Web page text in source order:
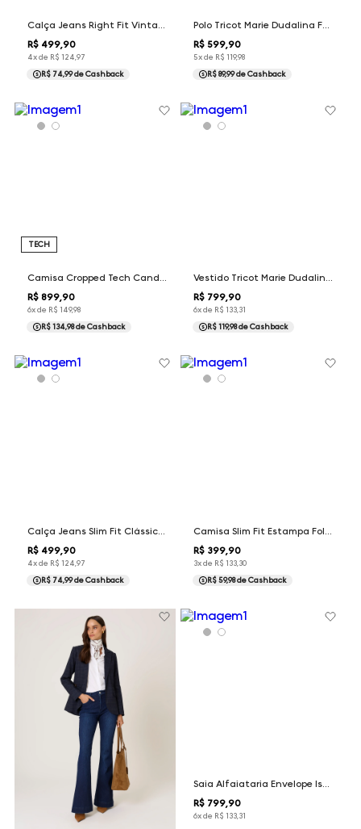
R$ 499 90
4x de R$ 124 97
R$ 74,99de Cashback
R$ 599 90
5x de R$ 119,98
R$ 89,99de Cashback
Camisa Cropped Tech Candida Dudalina Feminina
R$ 899,90
6x de R$ 149,98
TECH
R$ 134,98de Cashback
Vestido Tricot Marie Dudalina Feminina
R$ 799,90
6x de R$ 133,31
R$ 119,98de Cashback
R$ 499 90
4x de R$ 124,97
R$ 74,99de Cashback
R$ 399 90
3x de R$ 133,30
R$ 59,98de Cashback
Saia Alfaiataria Envelope Isabel Dudalina Feminina
R$ 799,90
6x de R$ 133,31